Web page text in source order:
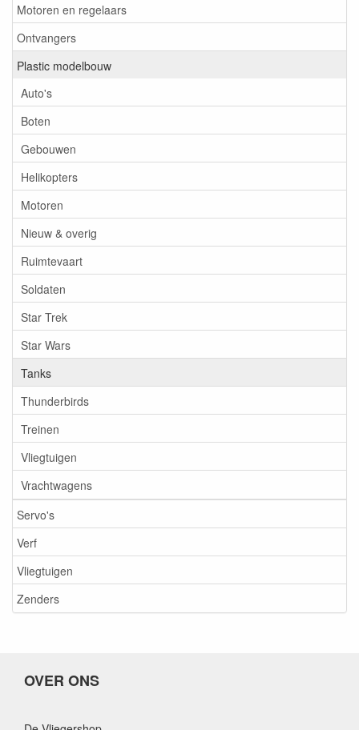
Motoren en regelaars
Ontvangers
Plastic modelbouw
Auto's
Boten
Gebouwen
Helikopters
Motoren
Nieuw & overig
Ruimtevaart
Soldaten
Star Trek
Star Wars
Tanks
Thunderbirds
Treinen
Vliegtuigen
Vrachtwagens
Servo's
Verf
Vliegtuigen
Zenders
OVER ONS